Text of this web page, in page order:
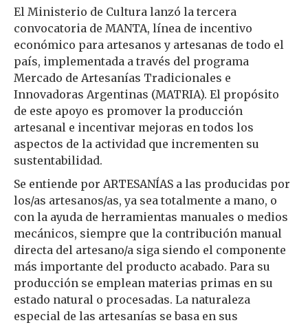
El Ministerio de Cultura lanzó la tercera
convocatoria de MANTA, línea de incentivo
económico para artesanos y artesanas de todo el
país, implementada a través del programa
Mercado de Artesanías Tradicionales e
Innovadoras Argentinas (MATRIA). El propósito
de este apoyo es promover la producción
artesanal e incentivar mejoras en todos los
aspectos de la actividad que incrementen su
sustentabilidad.
Se entiende por ARTESANÍAS a las producidas por
los/as artesanos/as, ya sea totalmente a mano, o
con la ayuda de herramientas manuales o medios
mecánicos, siempre que la contribución manual
directa del artesano/a siga siendo el componente
más importante del producto acabado. Para su
producción se emplean materias primas en su
estado natural o procesadas. La naturaleza
especial de las artesanías se basa en sus